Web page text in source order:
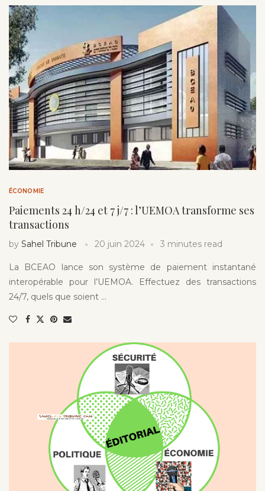
ÉCONOMIE
Paiements 24 h/24 et 7 j/7 : l’UEMOA transforme ses
transactions
by Sahel Tribune 20 juin 2024 3 minutes read
La BCEAO lance son système de paiement instantané
interopérable pour l’UEMOA. Effectuez des transactions
24/7, quels que soient …